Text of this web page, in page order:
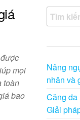
mọi
toàn
bao
Tìm
kiếm
Nâng
nhân và
Căng da
Giải